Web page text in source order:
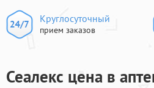
Круглосуточный
прием заказов
Сеалекс цена в